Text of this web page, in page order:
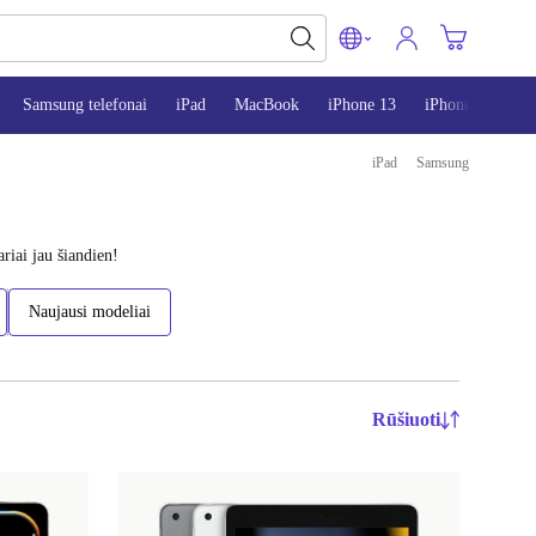
Samsung telefonai iPad MacBook iPhone 13 iPhone 14
iPad Samsung
jau šiandien!
Naujausi modeliai
Rūšiuoti